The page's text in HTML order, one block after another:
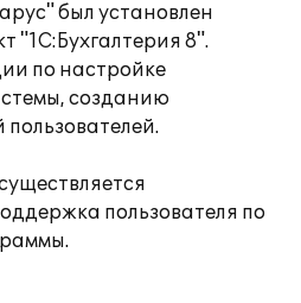
был установлен
"1С:Бухгалтерия 8".
по настройке
созданию
пользователя по